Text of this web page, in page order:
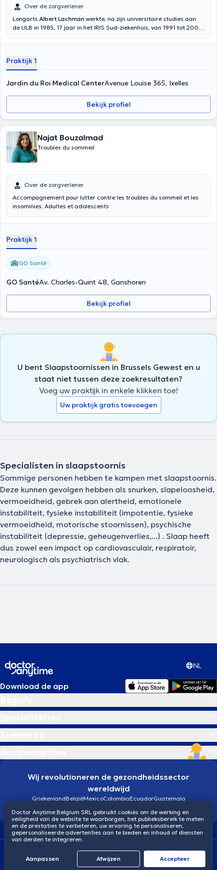
Over de zorgverlener
Longarts Albert Lachman werkte, na zijn universitaire studies aan
de ULB in 1985, 17 jaar in het IRIS Sud-ziekenhuis, van 1991 tot 2008.
opende hij in 2008 zijn eigen praktijk "Cliniques de l'Europe" waar hij
Praktijk 1
Jardin du Roi Medical CenterAvenue Louise 365, Ixelles
Bekijk profiel
Najat Bouzalmad
Troubles du sommeil
Over de zorgverlener
Accompagnement pour lutter contre les troubles du sommeil et les
insominies. Adultes et adolescents
Praktijk 1
GO Santé
GO SantéAv. Charles-Quint 48, Ganshoren
Bekijk profiel
U bent Slaapstoornissen in Brussels Gewest en u
staat niet tussen deze zoekresultaten?
Voeg uw praktijk in enkele klikken toe!
Uw praktijk gratis toevoegen
Specialisten in slaapstoornis
Sommige personen hebben te kampen met slaapstoornis.
Deze kunnen gevolgen hebben als snurken, slapeloosheid,
vermoeidheid, gebrek aan alertheid, emotionele
instabiliteit, fysieke instabiliteit (impotentie, fysieke
vermoeidheid, motorische stoornissen), psychische
instabiliteit (depressie, geheugenverlies,...) . Slaap heeft
dus zowel een impact op cardiovasculair, respiratoir,
neurologisch als psychiatrisch vlak.
NL
Download de app
Wij revolutioneren de gezondheidssector
wereldwijd
GriekenlandBelgiëMexicoColombiaEcuadorGuatemala
Algemene voorwaardenCookiesPrivacybeleid
© 2026 doctoranytime
Doctor Anytime Belgium SRL gebruikt cookies om de werking en
veiligheid van de website te waarborgen, het publieksbereik te meten
en de prestaties te verbeteren, uw ervaring te personaliseren,
gepersonaliseerde advertenties aan te bieden en inhoud of diensten
van derden te integreren.
Aanpassen Afwijzen Αccepteer